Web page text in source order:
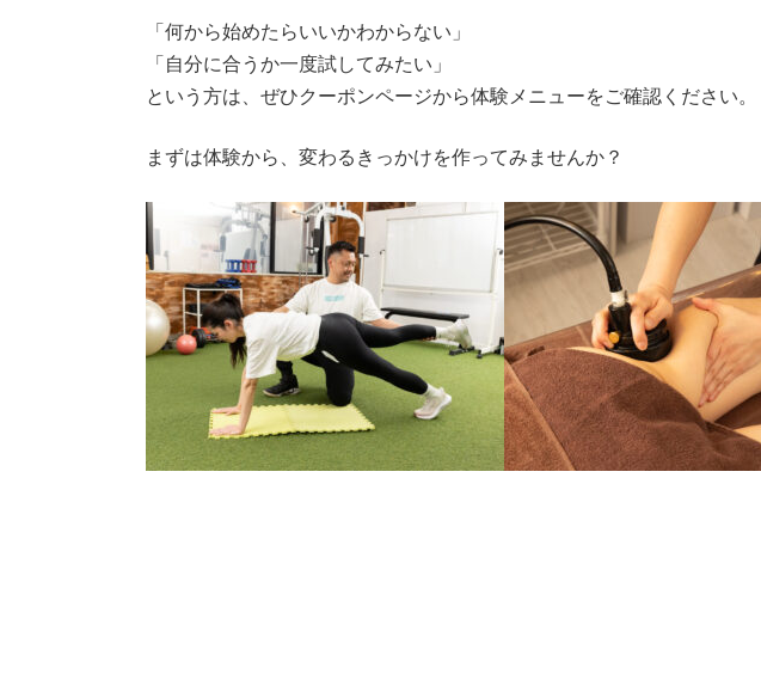
「何から始めたらいいかわからない」
「自分に合うか一度試してみたい」
という方は、ぜひクーポンページから体験メニューをご確認ください。
まずは体験から、変わるきっかけを作ってみませんか？